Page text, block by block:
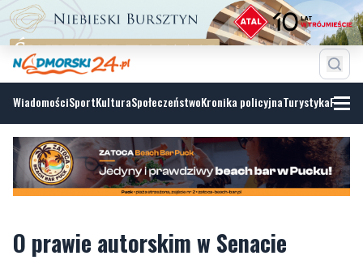
WiadomościSportKulturaSpołeczeństwoKronika policyjnaTurystyka
O prawie autorskim w Senacie